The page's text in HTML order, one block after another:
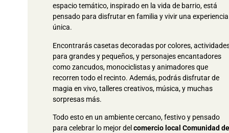
espacio temático, inspirado en la vida de barrio, está
pensado para disfrutar en familia y vivir una experiencia
única.
Encontrarás casetas decoradas por colores,
para grandes y pequeños, y personajes encantadores
como zancudos, monociclistas y animadores que
recorren todo el recinto. Además, podrás disfrutar de
magia en vivo, talleres creativos, música, y muchas
sorpresas más.
Todo esto en un ambiente cercano, festivo y pensado
para celebrar lo mejor delcomercio local Comunidad